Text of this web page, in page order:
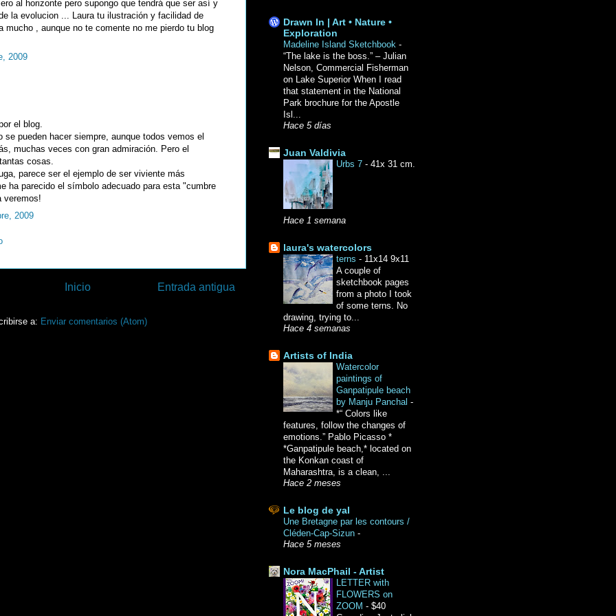
al horizonte pero supongo que tendrá que ser así y
la evolucion ... Laura tu ilustración y facilidad de
mucho , aunque no te comente no me pierdo tu blog
2009
el blog.
se pueden hacer siempre, aunque todos vemos el
muchas veces con gran admiración. Pero el
cosas.
parece ser el ejemplo de ser viviente más
ha parecido el símbolo adecuado para esta "cumbre
veremos!
2009
Entrada antigua
Inicio
a: Enviar comentarios (Atom)
Drawn In | Art • Nature •
Exploration
Madeline Island Sketchbook -
“The lake is the boss.” – Julian
Nelson, Commercial Fisherman
on Lake Superior When I read
that statement in the National
Park brochure for the Apostle
Isl...
Hace 5 días
Juan Valdivia
Urbs 7 - 41x 31 cm.
Hace 1 semana
laura's watercolors
terns - 11x14 9x11
A couple of
sketchbook pages
from a photo I took
of some terns. No
drawing, trying to...
Hace 4 semanas
Artists of India
Watercolor
paintings of
Ganpatipule beach
by Manju Panchal -
*“ Colors like
features, follow the changes of
emotions.” Pablo Picasso *
*Ganpatipule beach,* located on
the Konkan coast of
Maharashtra, is a clean, ...
Hace 2 meses
Le blog de yal
Une Bretagne par les contours /
Cléden-Cap-Sizun -
Hace 5 meses
Nora MacPhail - Artist
LETTER with
FLOWERS on
ZOOM - $40